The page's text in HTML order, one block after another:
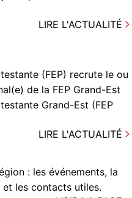
LIRE L'ACTUALITÉ
(FEP) recrute le ou
de la FEP Grand-Est
Grand-Est (FEP
LIRE L'ACTUALITÉ
: les événements, la
les contacts utiles.